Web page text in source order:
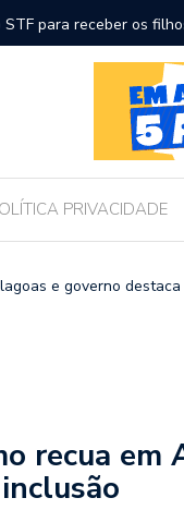
para receber os
PRIVACIDADE
e governo
recua em